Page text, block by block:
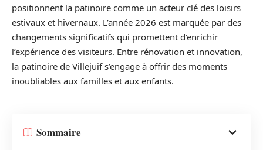
positionnent la patinoire comme un acteur clé des loisirs
estivaux et hivernaux. L’année 2026 est marquée par des
changements significatifs qui promettent d’enrichir
l’expérience des visiteurs. Entre rénovation et innovation,
la patinoire de Villejuif s’engage à offrir des moments
inoubliables aux familles et aux enfants.
Sommaire